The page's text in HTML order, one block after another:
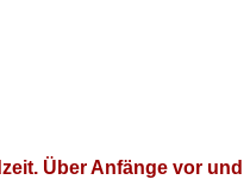
Über Anfänge vor und